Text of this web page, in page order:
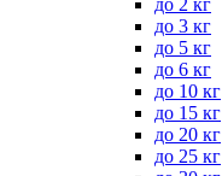
до 2 кг
до 3 кг
до 5 кг
до 6 кг
до 10 кг
до 15 кг
до 20 кг
до 25 кг